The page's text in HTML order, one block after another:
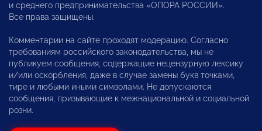
и среднего предпринимательства «ОПОРА РОССИИ».
Все права защищены.
Комментарии на сайте проходят модерацию. Согласно
требованиям российского законодательства, мы не
публикуем сообщения, содержащие нецензурную лексику
и/или оскорбления, даже в случае замены букв точками,
тире и любыми иными символами. Не допускаются
сообщения, призывающие к межнациональной и социальной
розни.